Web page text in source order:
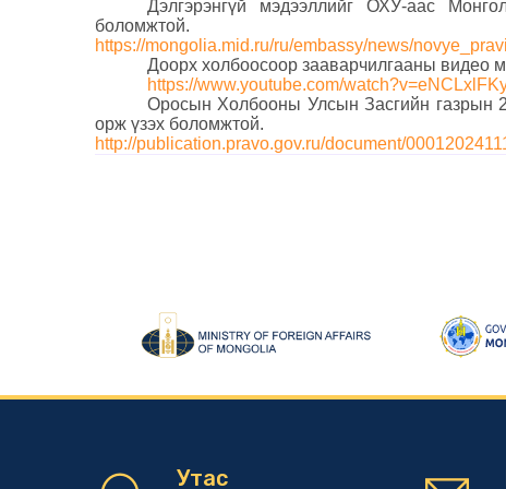
Дэлгэрэнгүй мэдээллийг ОХУ-аас
боломжтой.
https://mongolia.mid.ru/ru/embassy/news/
Доорх холбоосоор зааварчилгааны видео
https://www.youtube.com/
Оросын Холбооны Улсын Засгийн газрын
орж үзэх боломжтой.
http://publication.pravo.gov.ru/document/
Утас